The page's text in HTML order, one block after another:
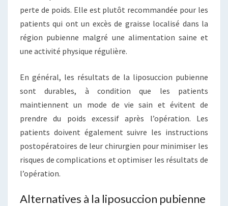
perte de poids. Elle est plutôt recommandée pour les
patients qui ont un excès de graisse localisé dans la
région pubienne malgré une alimentation saine et
une activité physique régulière.
En général, les résultats de la liposuccion pubienne
sont durables, à condition que les patients
maintiennent un mode de vie sain et évitent de
prendre du poids excessif après l’opération. Les
patients doivent également suivre les instructions
postopératoires de leur chirurgien pour minimiser les
risques de complications et optimiser les résultats de
l’opération.
Alternatives à la liposuccion pubienne